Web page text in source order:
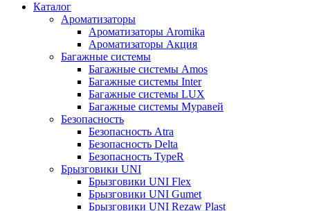
Каталог
Ароматизаторы
Ароматизаторы Aromika
Ароматизаторы Акция
Багажные системы
Багажные системы Amos
Багажные системы Inter
Багажные системы LUX
Багажные системы Муравей
Безопасность
Безопасность Atra
Безопасность Delta
Безопасность TypeR
Брызговики UNI
Брызговики UNI Flex
Брызговики UNI Gumet
Брызговики UNI Rezaw Plast